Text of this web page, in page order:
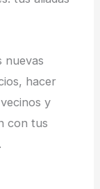
nuevas
hacer
y
con tus